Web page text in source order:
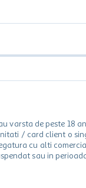
varsta de peste
/ card client o
cu alti
sau in